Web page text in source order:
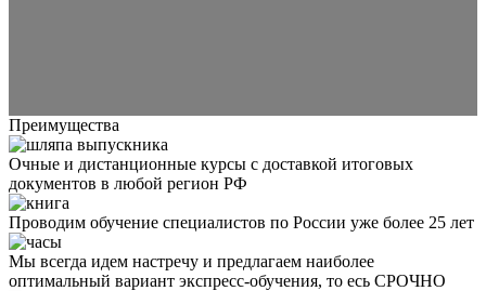
Преимущества
Очные и дистанционные курсы с доставкой итоговых
документов в любой регион РФ
Проводим обучение специалистов по России уже более 25 лет
Мы всегда идем настречу и предлагаем наиболее
оптимальный вариант экспресс-обучения, то есь СРОЧНО